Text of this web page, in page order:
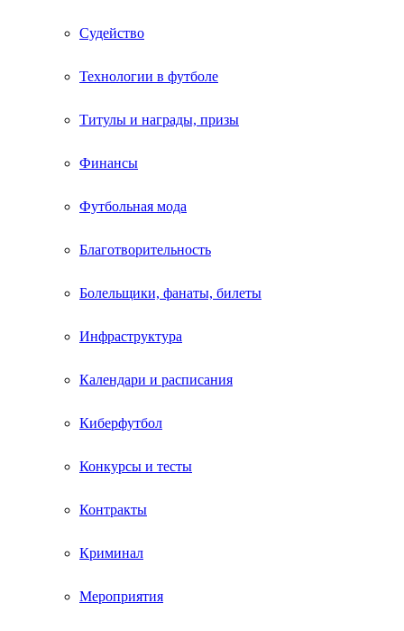
Судейство
Технологии в футболе
Титулы и награды, призы
Финансы
Футбольная мода
Благотворительность
Болельщики, фанаты, билеты
Инфраструктура
Календари и расписания
Киберфутбол
Конкурсы и тесты
Контракты
Криминал
Мероприятия